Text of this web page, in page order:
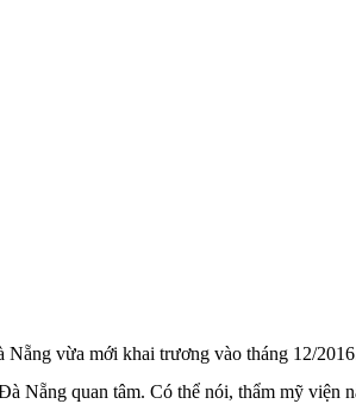
vừa mới khai trương vào tháng 12/
Nẵng quan tâm. Có thể nói, thẩm mỹ